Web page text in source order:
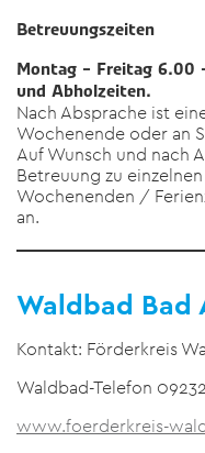
Betreuungszeiten
Montag – Freitag 6.00
und Abholzeiten.
Nach Absprache ist
Wochenende oder an
Auf Wunsch und nach
Betreuung zu
Wochenenden /
an.
Waldbad Bad
Kontakt: Förderkreis
Waldbad-Telefon
www.foerderkreis-